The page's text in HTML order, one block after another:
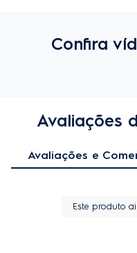
Confira
Avaliações
Avaliações e
Este produto